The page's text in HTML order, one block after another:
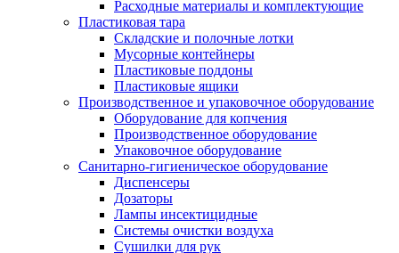
Расходные материалы и комплектующие
Пластиковая тара
Складские и полочные лотки
Мусорные контейнеры
Пластиковые поддоны
Пластиковые ящики
Производственное и упаковочное оборудование
Оборудование для копчения
Производственное оборудование
Упаковочное оборудование
Санитарно-гигиеническое оборудование
Диспенсеры
Дозаторы
Лампы инсектицидные
Системы очистки воздуха
Сушилки для рук